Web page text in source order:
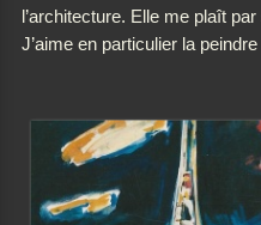
l’architecture. Elle me plaît
J’aime en particulier la